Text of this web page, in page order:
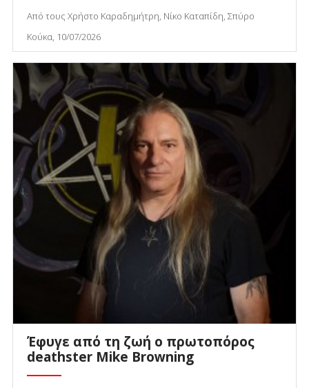
Από τους Χρήστο Καραδημήτρη, Νίκο Καταπίδη, Σπύρο
Κούκα, 10/07/2026
Έφυγε από τη ζωή ο πρωτοπόρος
deathster Mike Browning